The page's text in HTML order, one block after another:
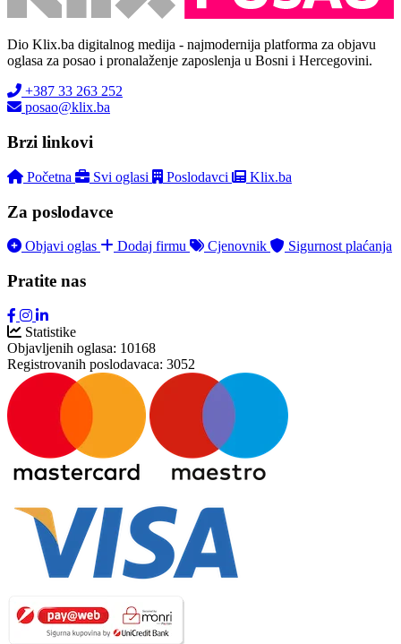
Dio Klix.ba digitalnog medija - najmodernija platforma za objavu
oglasa za posao i pronalaženje zaposlenja u Bosni i Hercegovini.
+387 33 263 252
posao@klix.ba
Brzi linkovi
Početna Svi oglasi Poslodavci Klix.ba
Za poslodavce
Objavi oglas Dodaj firmu Cjenovnik Sigurnost plaćanja
Pratite nas
Statistike
Objavljenih oglasa: 10168
Registrovanih poslodavaca: 3052